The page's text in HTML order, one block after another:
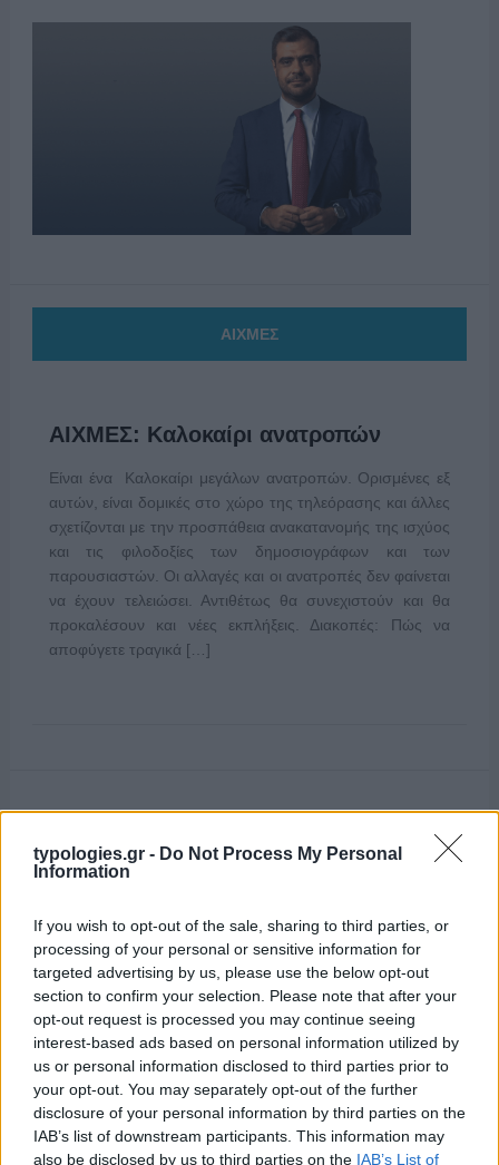
typologies.gr - Do Not Process My Personal
Information
If you wish to opt-out of the sale, sharing to third parties, or
processing of your personal or sensitive information for
targeted advertising by us, please use the below opt-out
section to confirm your selection. Please note that after your
opt-out request is processed you may continue seeing
interest-based ads based on personal information utilized by
us or personal information disclosed to third parties prior to
your opt-out. You may separately opt-out of the further
disclosure of your personal information by third parties on the
IAB’s list of downstream participants. This information may
also be disclosed by us to third parties on the IAB’s List of
ΑΙΧΜΕΣ
ΑΙΧΜΕΣ: Καλοκαίρι ανατροπών
Είναι ένα Καλοκαίρι μεγάλων ανατροπών. Ορισμένες εξ
αυτών, είναι δομικές στο χώρο της τηλεόρασης και άλλες
σχετίζονται με την προσπάθεια ανακατανομής της ισχύος
και τις φιλοδοξίες των δημοσιογράφων και των
παρουσιαστών. Οι αλλαγές και οι ανατροπές δεν φαίνεται
να έχουν τελειώσει. Αντιθέτως θα συνεχιστούν και θα
προκαλέσουν και νέες εκπλήξεις. Διακοπές: Πώς να
αποφύγετε τραγικά […]